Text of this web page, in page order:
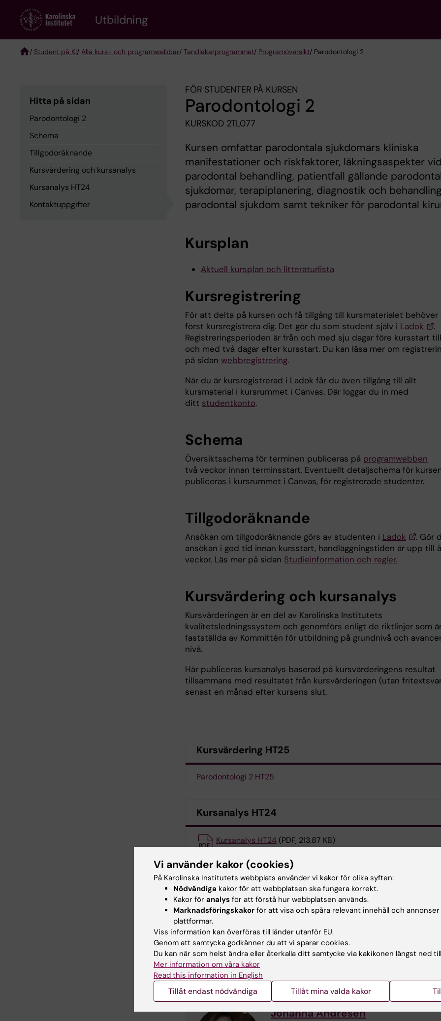
content
Utbildning
/ Student på KI/ Alla kurs- och programwebbar/ Tandläkarprogrammet/ Programöversikt/ Parodontologi 2
Hitta på sidan
Parodontologi 2
Schema
Tillgodoräknande
Kursvärdering och kursanalys
Kursanalys HT24
Kontaktuppgifter
FÖR STUDENTER PÅ KURSEN
Parodontologi 2
KURSKOD 2TL077
Kursen omfattar parodontala sjukdomars kliniska
manifestationer och riskfaktorer, läkningsaspekter
parodontal behandling, patientfall gällande
sjukdomar, terapiplanering, diagnostik och
parodontal sjukdom samt tekniker för parodontal
Kursplan
Aktuell kursplan och litteraturlista
Kursregistrering
För att delta på kursen och få tillgång till kursmaterialet behöver
först kursregistrera dig. Det gör du som student själv i Ladok
.
Registreringsperioden är från och med sju dagar före kursstart till
och med två dagar efter kursstart. Du kan läsa mer om
på sidan webbregistrering.
När du är kursregistrerad i Ladok får du även tillgång till allt
kursmaterial i kursrummet i Canvas. Där loggar du in med
ditt studentkonto.
Schema
Översiktsschema för terminen publiceras på programwebben
två veckor innan terminsstart. Eventuellt detaljschema för
publiceras i kursrummet i Canvas, för registrerade studenter.
Tillgodoräknande
Ansökan om tillgodoräknande görs av studenten i Ladok
. Gör
ansökan i god tid innan kursstart, handläggningstiden är upp till
veckor. Läs mer på sidan Studieinformation och regler.
Kursvärdering och kursanalys
Kursvärderingen är en del av Karolinska Institutets
kvalitetsledningssystem och genomförs enligt de riktlinjer som
fastställda av Kommittén för utbildning på grundnivå och
nivå.
Här publiceras kursanalys baserad på kursvärderingens resultat
tillsammans med resultatet från kursvärderingen (utan
senast en månad efter kursens slut.
Kursvärdering HT25
Parodontologi 2 HT25
Kursanalys HT24
Kursanalys HT24 (PDF, 213.87 KB)
Kontaktuppgifter
Kåre Buhlin
Kursansvarig/examinator
Telefon: +46852488276
E-post: kare.buhlin@ki.se
Johanna Andresen
Vi använder kakor (cookies)
På Karolinska Institutets webbplats använder vi kakor för olika syften:
Nödvändiga kakor för att webbplatsen ska fungera korrekt.
Kakor för analys för att förstå hur webbplatsen används.
Marknadsföringskakor för att visa och spåra relevant innehåll och
plattformar.
Viss information kan överföras till länder utanför EU.
Genom att samtycka godkänner du att vi sparar cookies.
Du kan när som helst ändra eller återkalla ditt samtycke via kakikonen längst ned
Mer information om våra kakor
Read this information in English
Tillåt endast nödvändiga Tillåt mina valda kakor